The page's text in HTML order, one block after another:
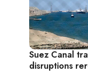
Suez Canal
disruptions